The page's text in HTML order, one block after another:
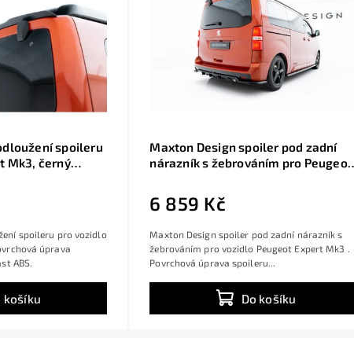
spoileru
Mk3, černý
košíku
spoileru pro vozidlo
úprava
ABS.
Maxton Design spoiler pod zadní
nárazník s žebrováním pro Peugeot
6 859 Kč
Do košíku
Maxton Design spoiler pod zadní nárazník s
žebrováním pro vozidlo Peugeot Expert Mk3 .
Povrchová úprava spoileru...